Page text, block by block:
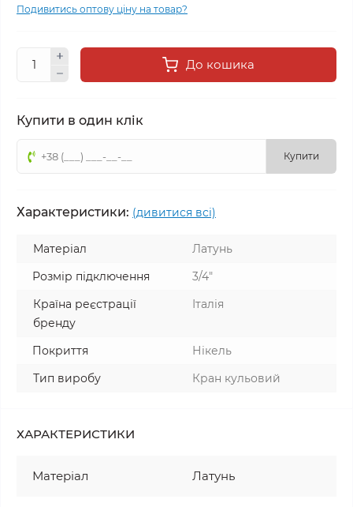
Подивитись оптову ціну на товар?
До кошика
Купити в один клік
Купити
Характеристики: (дивитися всі)
Матеріал
Латунь
Розмір підключення
3/4"
Країна реєстрації
бренду
Італія
Покриття
Нікель
Тип виробу
Кран кульовий
ХАРАКТЕРИСТИКИ
Матеріал Латунь